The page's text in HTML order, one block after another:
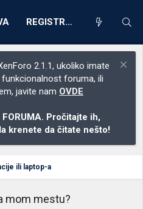
REGISTRACIJA
2.1.1, ukoliko imate
foruma, ili
javite nam OVDE
FORUMA. Pročitajte ih,
krenete da čitate nešto!
ili laptop-a
mom mestu?